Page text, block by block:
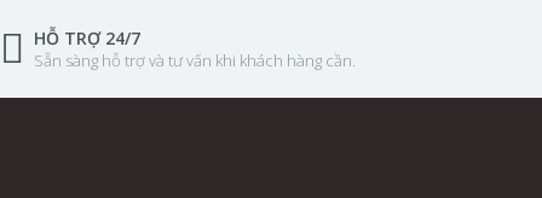
HỖ TRỢ 24/7
Sẵn sàng hỗ trợ và tư vấn khi khách hàng cần.